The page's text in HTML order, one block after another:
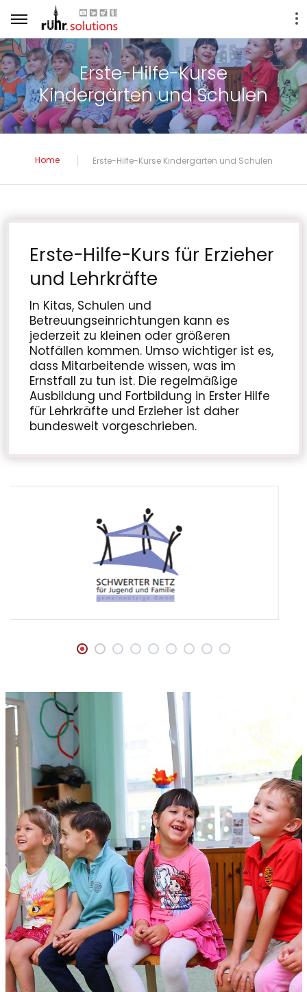
Erste-Hilfe-Kurse
Kindergärten und Schulen
Home Erste-Hilfe-Kurse Kindergärten und Schulen
Erste-Hilfe-Kurs für Erzieher
und Lehrkräfte
In Kitas, Schulen und
Betreuungseinrichtungen kann es
jederzeit zu kleinen oder größeren
Notfällen kommen. Umso wichtiger ist es,
dass Mitarbeitende wissen, was im
Ernstfall zu tun ist. Die regelmäßige
Ausbildung und Fortbildung in Erster Hilfe
für Lehrkräfte und Erzieher ist daher
bundesweit vorgeschrieben.